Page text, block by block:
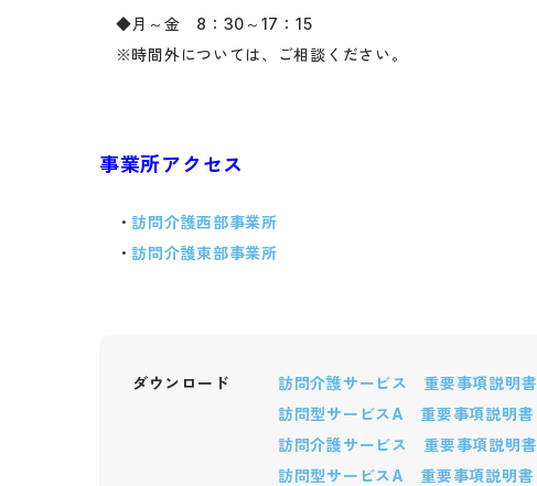
◆月～金 8：30～17：15
※時間外については、ご相談ください。
事業所アクセス
・訪問介護西部事業所
・訪問介護東部事業所
ダウンロード
訪問介護サービス 重要事項説明
訪問型サービスA 重要事項説明書
訪問介護サービス 重要事項説明
訪問型サービスA 重要事項説明書